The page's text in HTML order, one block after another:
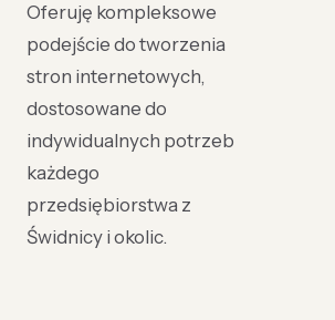
Oferuję kompleksowe
podejście do tworzenia
stron internetowych,
dostosowane do
indywidualnych potrzeb
każdego
przedsiębiorstwa z
Świdnicy i okolic.